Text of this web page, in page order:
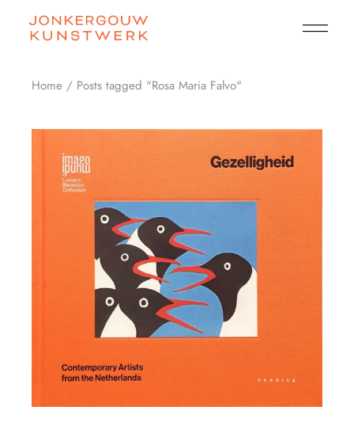
content
Home Posts tagged "Rosa Maria Falvo"